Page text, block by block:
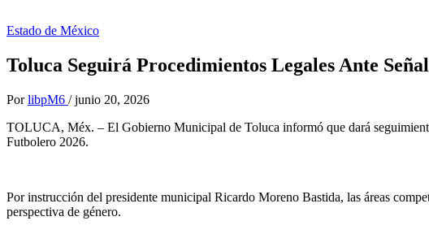
Estado de México
Toluca Seguirá Procedimientos Legales Ante
Por libpM6 / junio 20, 2026
TOLUCA, Méx. – El Gobierno Municipal de Toluca informó que dará
Futbolero 2026.
Por instrucción del presidente municipal Ricardo Moreno Bastida, las áreas
perspectiva de género.